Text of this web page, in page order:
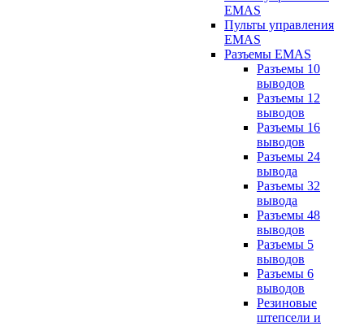
EMAS
Пульты управления
EMAS
Разъемы EMAS
Разъемы 10
выводов
Разъемы 12
выводов
Разъемы 16
выводов
Разъемы 24
вывода
Разъемы 32
вывода
Разъемы 48
выводов
Разъемы 5
выводов
Разъемы 6
выводов
Резиновые
штепсели и